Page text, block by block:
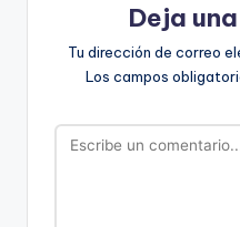
Deja
Tu dirección de correo
Los campos